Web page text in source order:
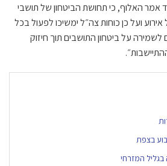
אמר האלוף, כי תחושת הביטחון של תושבי
אירוע ועל כן כוחות צה״ל ימשיכו לפעול בכל
על ביטחון התושבים תוך חיזוק
בצפת
בגליל המזרחי